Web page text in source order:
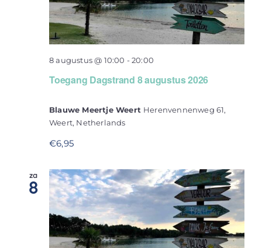
Contact
Toegang Dagstrand 8 augustus 2026
8 augustus @ 10:00 -20:00
Blauwe Meertje Weert Herenvennenweg 61,
Weert, Netherlands
€6,95
za
8